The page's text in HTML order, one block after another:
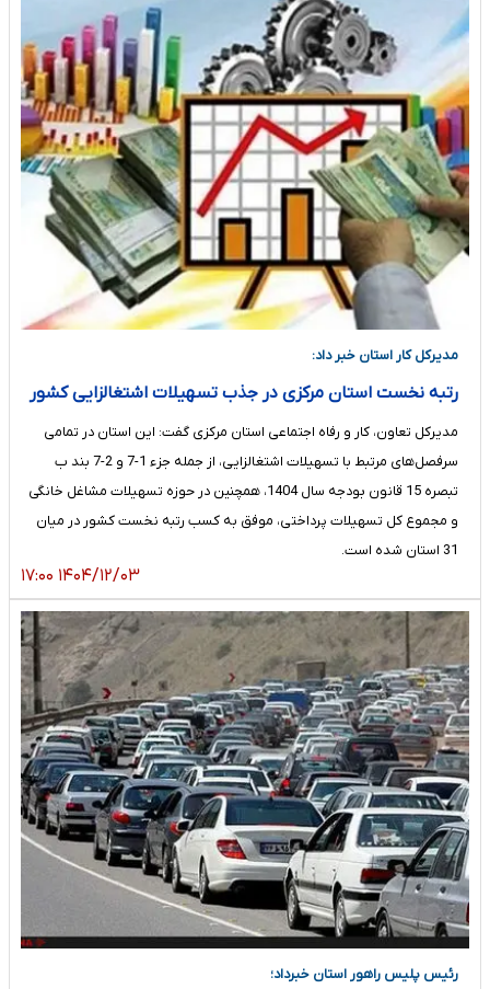
مدیرکل کار استان خبر داد:
رتبه نخست استان مرکزی در جذب تسهیلات اشتغالزایی کشور
مدیرکل تعاون، کار و رفاه اجتماعی استان مرکزی گفت: این استان در تمامی
سرفصل‌های مرتبط با تسهیلات اشتغالزایی، از جمله جزء 1-7 و 2-7 بند ب
تبصره 15 قانون بودجه سال 1404، همچنین در حوزه تسهیلات مشاغل خانگی
و مجموع کل تسهیلات پرداختی، موفق به کسب رتبه نخست کشور در میان
31 استان شده است.
۱۴۰۴/۱۲/۰۳ ۱۷:۰۰
رئیس پلیس راهور استان خبرداد؛